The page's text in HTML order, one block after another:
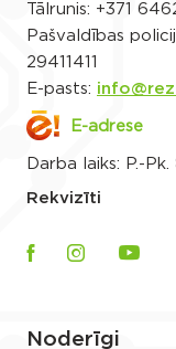
Tālrunis: +371
Pašvaldības
29411411
E-pasts:
E-adrese
Darba laiks: P.-
Rekvizīti
Noderīgi